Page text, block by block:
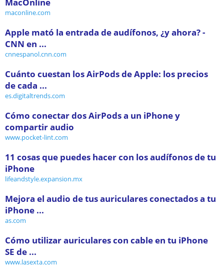
maconline.com
Apple mató la entrada de audífonos, ¿y ahora? -
CNN en ...
cnnespanol.cnn.com
Cuánto cuestan los AirPods de Apple: los precios
de cada ...
es.digitaltrends.com
Cómo conectar dos AirPods a un iPhone y
compartir audio
www.pocket-lint.com
11 cosas que puedes hacer con los audífonos de tu
iPhone
lifeandstyle.expansion.mx
Mejora el audio de tus auriculares conectados a tu
iPhone ...
as.com
Cómo utilizar auriculares con cable en tu iPhone
SE de ...
www.lasexta.com